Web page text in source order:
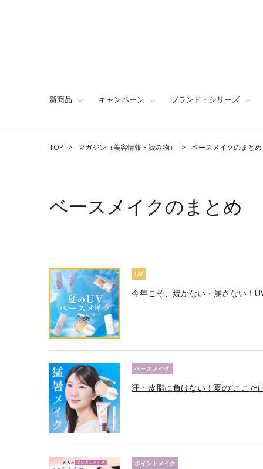
新商品 キャンペーン ブランド・シリーズ
TOP マガジン（美容情報・読み物） ベースメイクのまとめ
ベースメイクのまとめ
UV
今年こそ、焼かない・崩さない！
ベースメイク
汗・皮脂に負けない！夏の“ここだ
ポイントメイク